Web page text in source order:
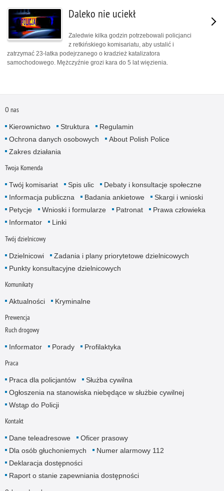
Daleko nie uciekł
Zaledwie kilka godzin potrzebowali policjanci
z retkińskiego komisariatu, aby ustalić i
zatrzymać 23-latka podejrzanego o kradzież katalizatora
samochodowego. Mężczyźnie grozi kara do 5 lat więzienia.
O nas
Kierownictwo Struktura
Regulamin
Ochrona danych osobowych
About Polish Police
Zakres działania
Twoja Komenda
Twój komisariat Spis ulic
Debaty i konsultacje społeczne
Informacja publiczna
Badania ankietowe
Skargi i wnioski
Petycje
Wnioski i formularze Patronat
Prawa człowieka
Informator
Linki
Twój dzielnicowy
Dzielnicowi
Zadania i plany priorytetowe dzielnicowych
Punkty konsultacyjne dzielnicowych
Komunikaty
Aktualności Kryminalne
Prewencja
Ruch drogowy
Informator Porady Profilaktyka
Praca
Praca dla policjantów
Służba cywilna
Ogłoszenia na stanowiska niebędące w służbie cywilnej
Wstąp do Policji
Kontakt
Dane teleadresowe
Oficer prasowy
Dla osób głuchoniemych
Numer alarmowy 112
Deklaracja dostępności
Raport o stanie zapewniania dostępności